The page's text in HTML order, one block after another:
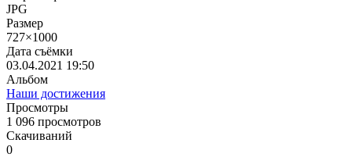
JPG
Размер
727×1000
Дата съёмки
03.04.2021 19:50
Альбом
Наши достижения
Просмотры
1 096 просмотров
Скачиваний
0